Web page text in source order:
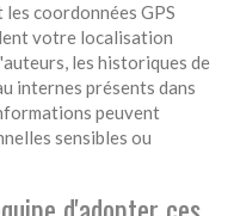
coordonnées GPS
votre localisation
les historiques de
internes présents dans
peuvent
sensibles ou